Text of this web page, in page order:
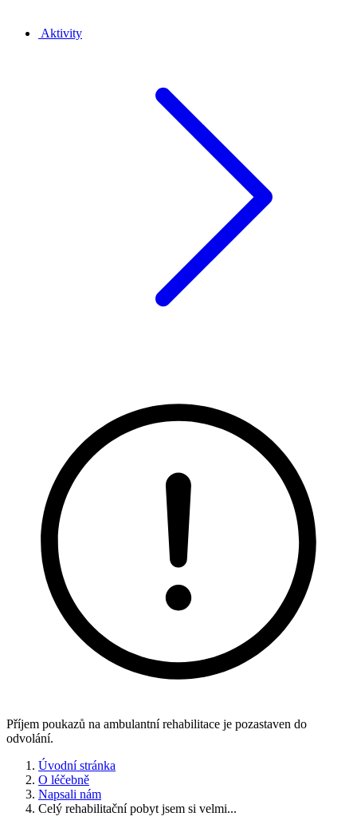
Aktivity
Příjem poukazů na ambulantní rehabilitace je pozastaven do
odvolání.
Úvodní stránka
O léčebně
Napsali nám
Celý rehabilitační pobyt jsem si velmi...